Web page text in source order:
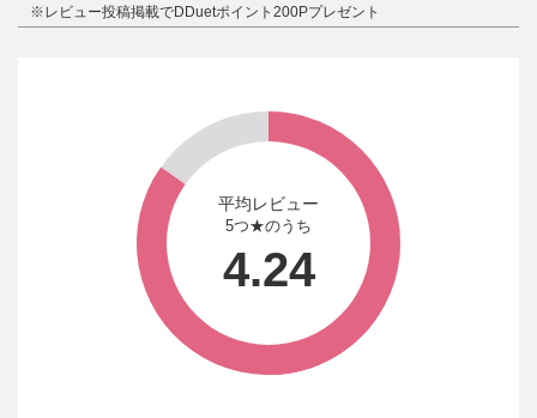
※レビュー投稿掲載でDDuetポイント200Pプレゼント
平均レビュー
5つ★のうち
4.24